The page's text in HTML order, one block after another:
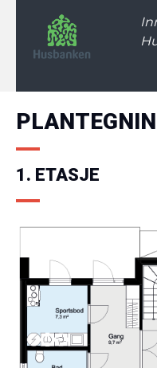
1. ETASJE